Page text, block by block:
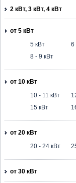
2 кВт, 3 кВт, 4 кВт
от 5 кВт
5 кВт
6
8 - 9 кВт
от 10 кВт
10 - 11 кВт
15 кВт
от 20 кВт
20 - 24 кВт
от 30 кВт